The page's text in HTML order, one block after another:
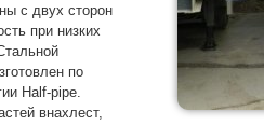
с двух сторон
при низких
по
Half-pipe.
внахлест,